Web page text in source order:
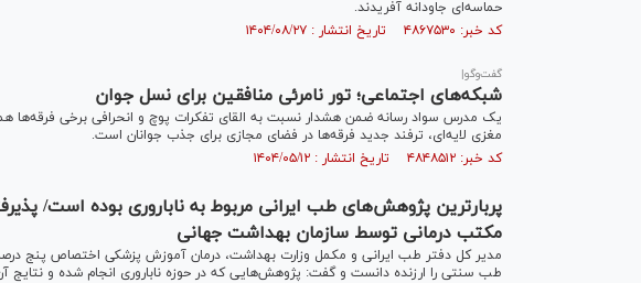
حماسه‌ای جاودانه آفریدند.
کد خبر: ۴۸۶۷۵۳۰ تاریخ انتشار : ۱۴۰۴/۰۸/۲۷
گفت‌و‌گو|
شبکه‌های اجتماعی؛ تور نامرئی منافقین برای نسل جوان
یک مدرس سواد رسانه ضمن هشدار نسبت به القای تفکرات پوچ و انحرافی برخی فرقه‌ها
مغزی لایه‌ای، ترفند جدید فرقه‌ها در فضای مجازی برای جذب جوانان است.
کد خبر: ۴۸۴۸۵۱۲ تاریخ انتشار : ۱۴۰۴/۰۵/۱۲
پربارترین پژوهش‌های طب ایرانی مربوط به ناباروری بوده است/
مکتب درمانی توسط سازمان بهداشت جهانی
مدیر کل دفتر طب ایرانی و مکمل وزارت بهداشت، درمان آموزش پزشکی اختصاص پنج
طب سنتی را ارزنده دانست و گفت: پژوهش‌هایی که در حوزه ناباروری انجام شده و نتایج